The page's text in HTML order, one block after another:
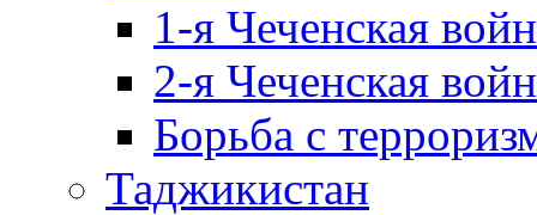
1-я Чеченская
2-я Чеченская
Борьба с
Таджикистан